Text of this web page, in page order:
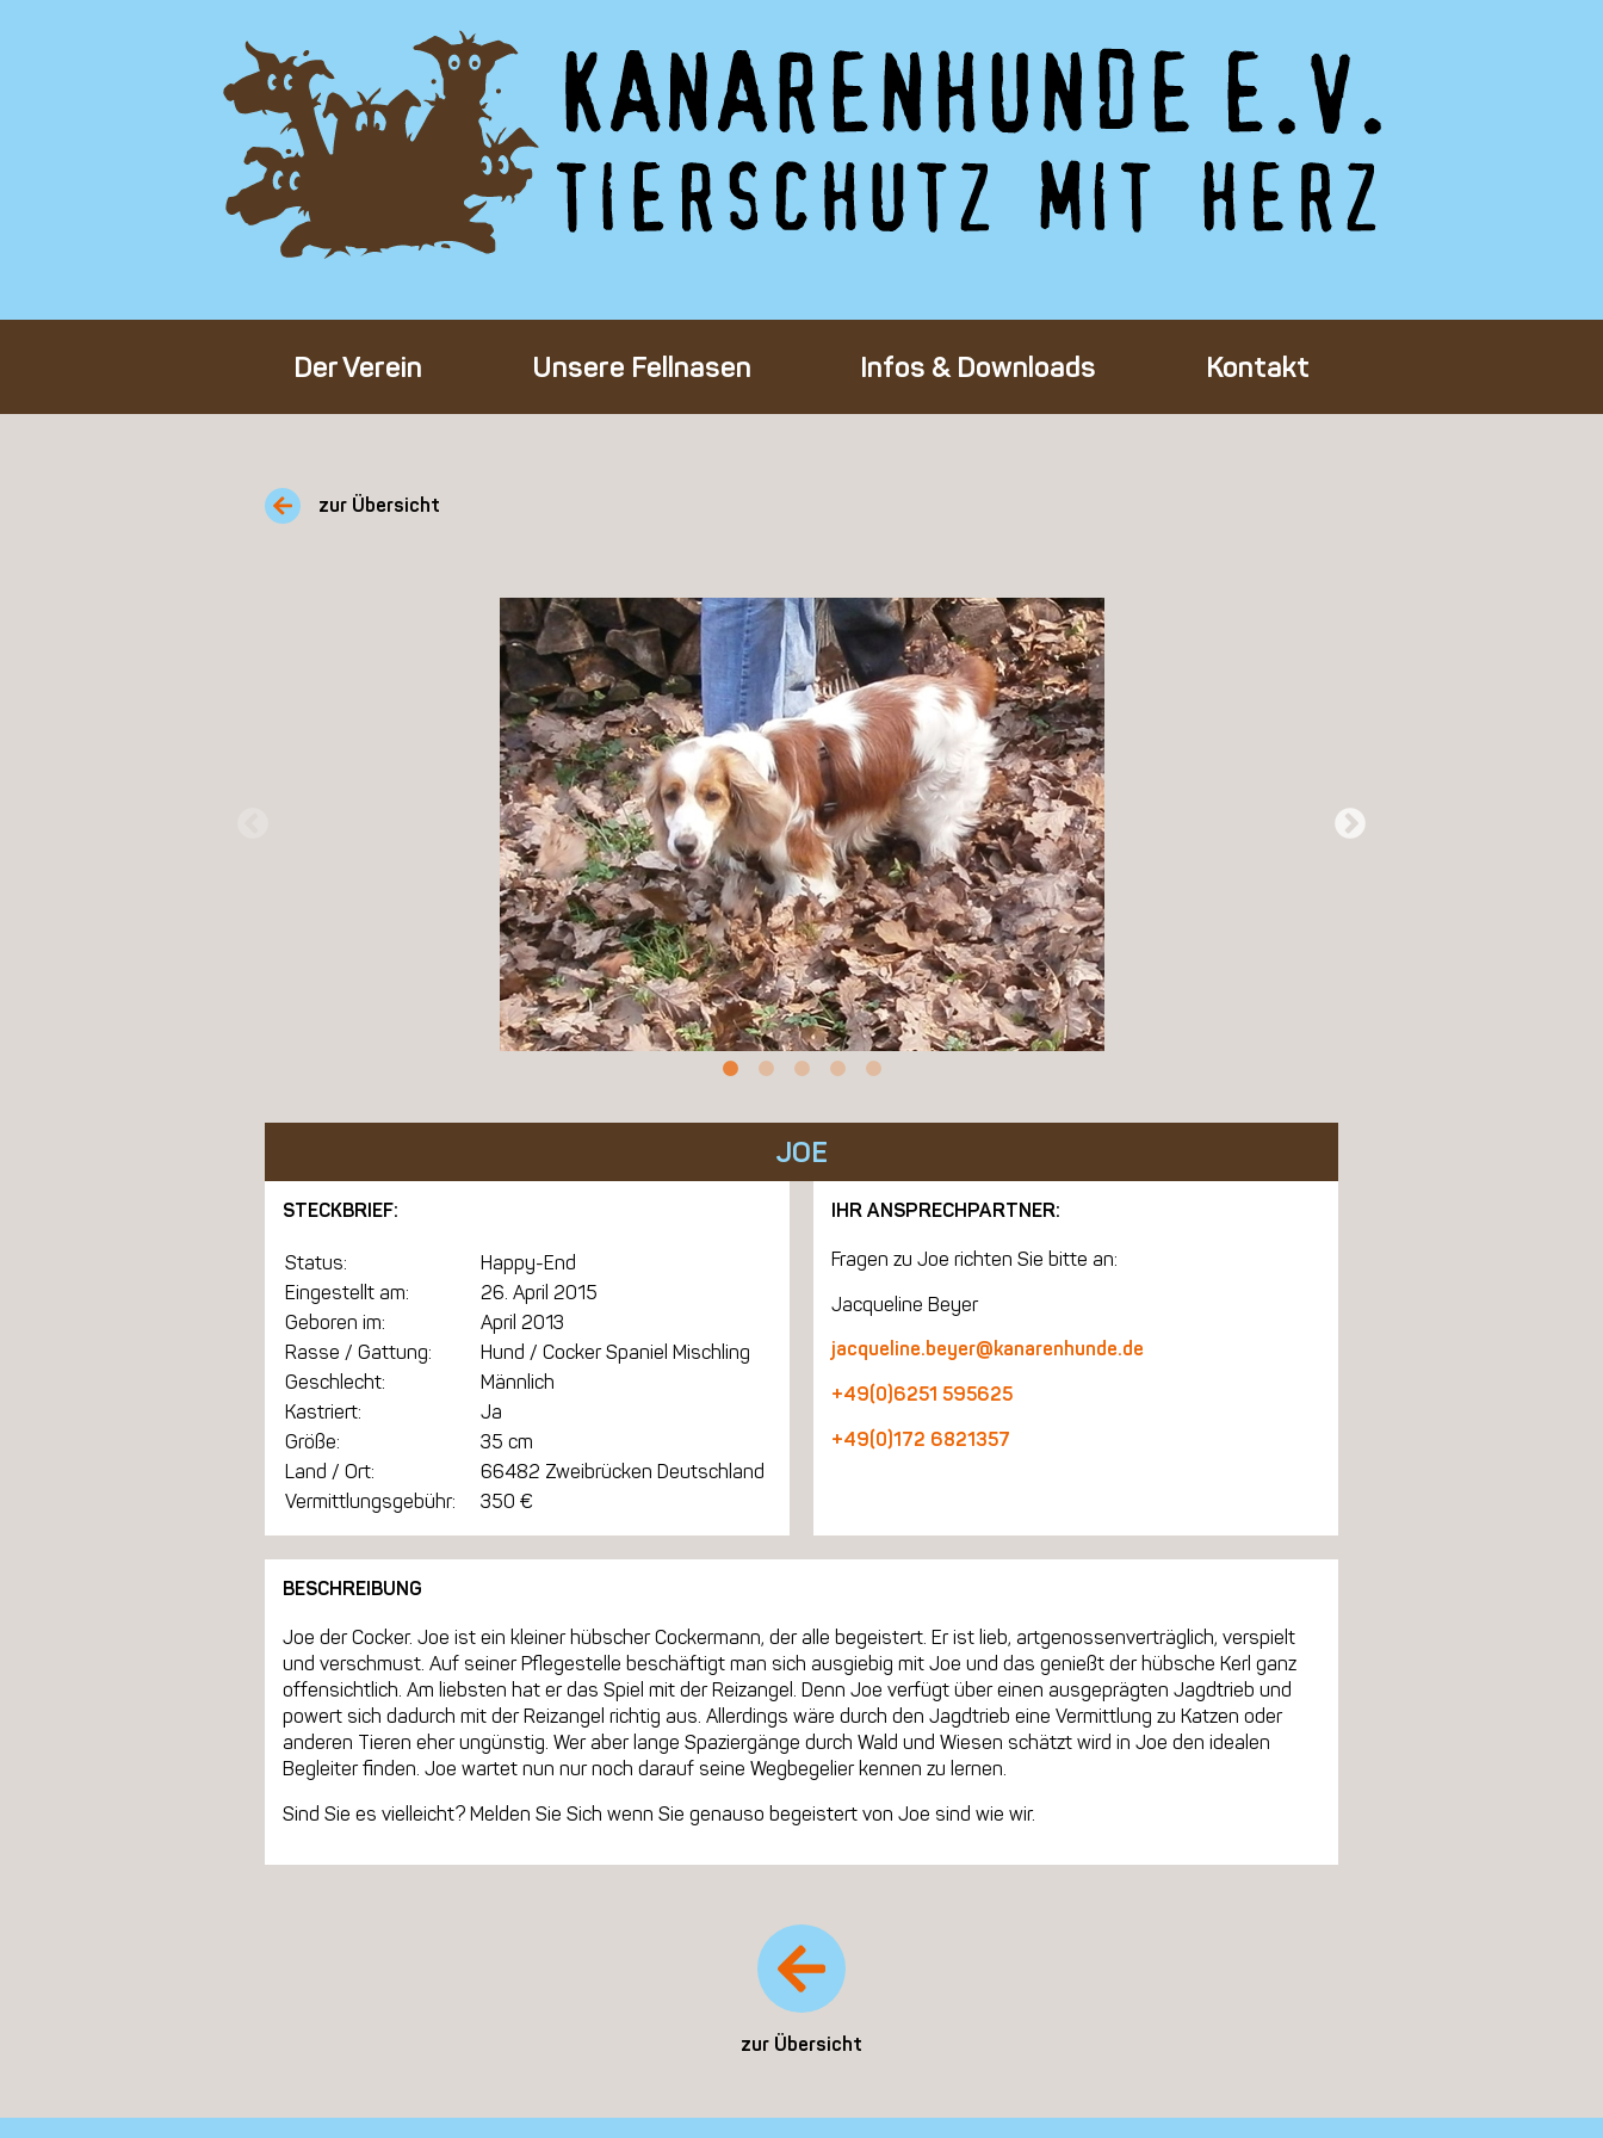
Der Verein
Über den Verein
Unser Team
Unsere Fellnasen
Alle Hunde
Infos & Downloads
Adoption eines Tieres
Pflegestelle
Mitgliedschaft
Spenden
Kontakt
zur Übersicht
JOE
STECKBRIEF:
Status:
Happy-End
Eingestellt am:
26. April 2015
Geboren im:
April 2013
Rasse / Gattung:
Hund / Cocker Spaniel Mischling
Geschlecht:
Männlich
Kastriert:
Ja
Größe:
35 cm
Land / Ort:
66482 Zweibrücken Deutschland
Vermittlungsgebühr:
350 €
IHR ANSPRECHPARTNER:
Fragen zu Joe richten Sie bitte an:
Jacqueline Beyer
jacqueline.beyer@kanarenhunde.de
+49(0)6251 595625
+49(0)172 6821357
BESCHREIBUNG
Joe der Cocker. Joe ist ein kleiner hübscher Cockermann, der alle begeistert. Er ist lieb, artgenossenverträglich, verspielt
und verschmust. Auf seiner Pflegestelle beschäftigt man sich ausgiebig mit Joe und das genießt der hübsche Kerl ganz
offensichtlich. Am liebsten hat er das Spiel mit der Reizangel. Denn Joe verfügt über einen ausgeprägten Jagdtrieb und
powert sich dadurch mit der Reizangel richtig aus. Allerdings wäre durch den Jagdtrieb eine Vermittlung zu Katzen oder
anderen Tieren eher ungünstig. Wer aber lange Spaziergänge durch Wald und Wiesen schätzt wird in Joe den idealen
Begleiter finden. Joe wartet nun nur noch darauf seine Wegbegelier kennen zu lernen.
Sind Sie es vielleicht? Melden Sie Sich wenn Sie genauso begeistert von Joe sind wie wir.
zur Übersicht